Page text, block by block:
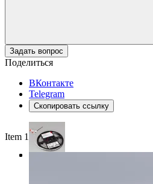
Задать вопрос
Поделиться
ВКонтакте
Telegram
Скопировать ссылку
Item 1 of 3